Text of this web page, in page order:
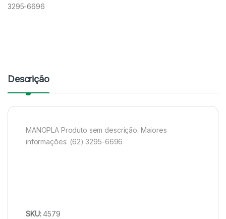
3295-6696
Descrição
MANOPLA Produto sem descrição. Maiores
informações: (62) 3295-6696
SKU:4579